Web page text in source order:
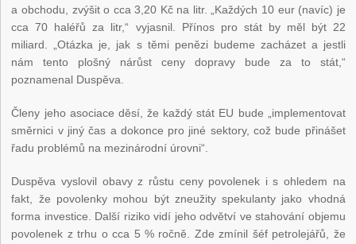
a obchodu, zvýšit o cca 3,20 Kč na litr. „Každých 10 eur (navíc) je
cca 70 haléřů za litr,“ vyjasnil. Přínos pro stát by měl být 22
miliard. „Otázka je, jak s těmi penězi budeme zacházet a jestli
nám tento plošný nárůst ceny dopravy bude za to stát,“
poznamenal Duspěva.
Členy jeho asociace děsí, že každý stát EU bude „implementovat
směrnici v jiný čas a dokonce pro jiné sektory, což bude přinášet
řadu problémů na mezinárodní úrovni“.
Duspěva vyslovil obavy z růstu ceny povolenek i s ohledem na
fakt, že povolenky mohou být zneužity spekulanty jako vhodná
forma investice. Další riziko vidí jeho odvětví ve stahování objemu
povolenek z trhu o cca 5 % ročně. Zde zmínil šéf petrolejářů, že